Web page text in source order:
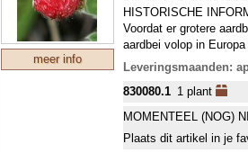
meer info
HISTORISCHE
Voordat er grotere
aardbei volop in
heerlijke,
smaakaanrader dus!
maar extra fijn van
Onze collectie
mondjesmaat
welke in september
Leveringsmaanden:
830080.1 1 plant
MOMENTEEL (NOG)
Plaats dit artikel in je